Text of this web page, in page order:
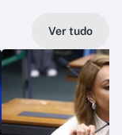
Ver tudo